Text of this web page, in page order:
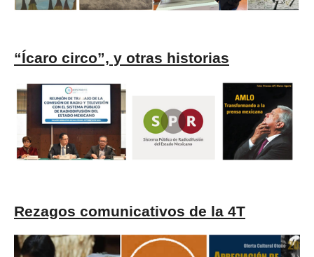
“Ícaro circo”, y otras historias
Rezagos comunicativos de la 4T